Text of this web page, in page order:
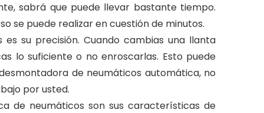
sabrá que puede llevar bastante tiempo.
se puede realizar en cuestión de minutos.
su precisión. Cuando cambias una llanta
lo suficiente o no enroscarlas. Esto puede
de neumáticos automática, no
por usted.
de neumáticos son sus características de